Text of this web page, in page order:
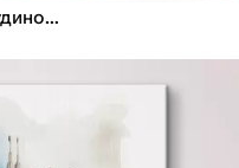
Акварельний стиль, грецький будинок, квітуче дерево, архітектура